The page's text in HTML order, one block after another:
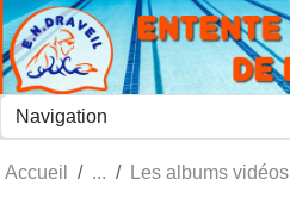
Accueil Les albums vidéos
Panneau de gestion des cookies